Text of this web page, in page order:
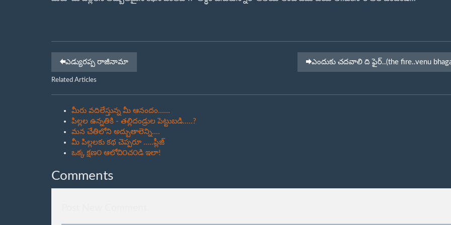
ఎడ్యురప్ప రాజీనామా ఎందుకు చదవాలి ది ఫైర్..(the fire..venu
Related Articles
మీరు వదిలేస్తున్న మీ ఆనందం......
పిల్లల ఉన్నతికి - తల్లిదండ్రుల పెట్టుబడి.....?
మన చేతిలోని అద్బుతాలెన్ని....
మీ పిల్లలకు కథ చెప్పరూ .....ప్లీజ్
ఒక్క క్షణ౦ ఆలోచి౦చ౦డి ఇలా!
Comments